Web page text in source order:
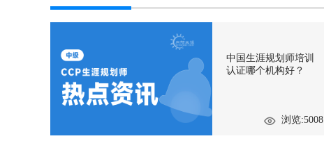
中国生涯规划师培训
认证哪个机构好？
浏览:5008